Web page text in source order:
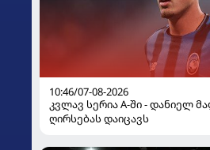
10:46/07-08-2026
კვლავ სერია A-ში - დანიელ
ღირსებას დაიცავს